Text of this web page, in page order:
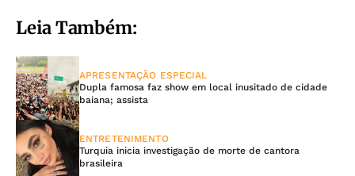
Leia Também:
APRESENTAÇÃO ESPECIAL
Dupla famosa faz show em local inusitado de cidade
baiana; assista
ENTRETENIMENTO
Turquia inicia investigação de morte de cantora
brasileira